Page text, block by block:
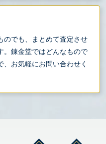
のでも、まとめて査定させ
。錬金堂ではどんなもので
お気軽にお問い合わせく